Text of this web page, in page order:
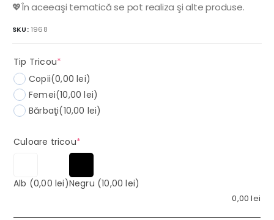
💖În aceeaşi tematică se pot realiza şi alte produse.
SKU: 1968
Tip Tricou*
Copii(0,00 lei)
Femei(10,00 lei)
Bărbaţi(10,00 lei)
Culoare tricou*(required)
Alb (0,00 lei)Negru (10,00 lei)
0,00lei